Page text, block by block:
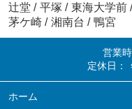
辻堂 / 平塚 / 東海大学前 /
茅ケ崎 / 湘南台 / 鴨宮
営業時
定休日：
ホーム